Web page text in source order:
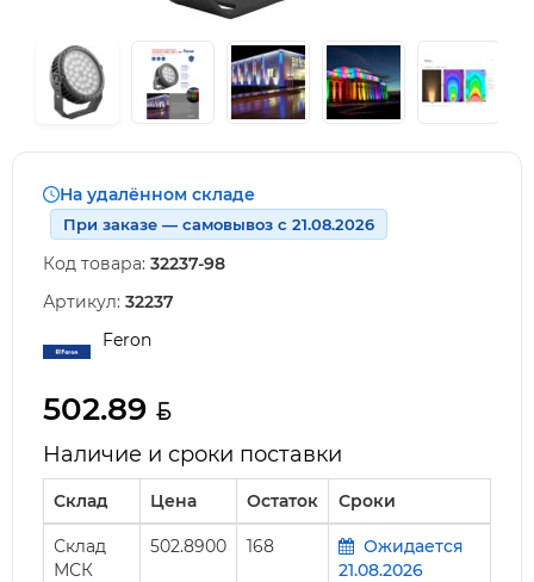
На удалённом складе
При заказе — самовывоз с 21.08.2026
Код товара: 32237-98
Артикул: 32237
Feron
502.89
Наличие и сроки поставки
Склад Цена Остаток Сроки
Склад
МСК
502.8900 168
Ожидается
21.08.2026